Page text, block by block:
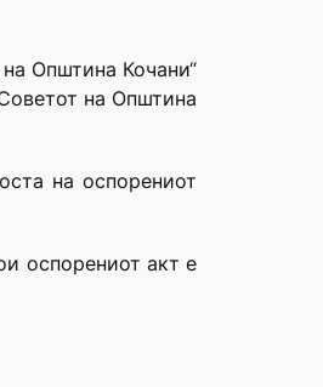
Општина Кочани“
на Општина
на оспорениот
оспорениот акт е